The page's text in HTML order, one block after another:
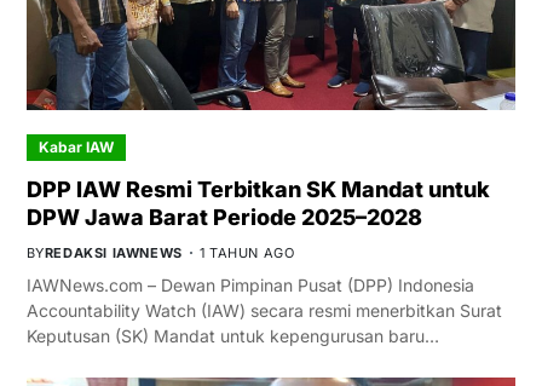
Kabar IAW
DPP IAW Resmi Terbitkan SK Mandat untuk
DPW Jawa Barat Periode 2025–2028
BYREDAKSI IAWNEWS 1 TAHUN AGO
IAWNews.com – Dewan Pimpinan Pusat (DPP) Indonesia
Accountability Watch (IAW) secara resmi menerbitkan Surat
Keputusan (SK) Mandat untuk kepengurusan baru…